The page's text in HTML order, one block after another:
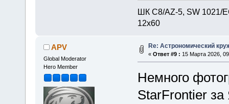
ШК С8/AZ-5, SW 1021/
12х60
APV
Global Moderator
Hero Member
Re: Астрономический
« Ответ #9 : 15 Марта 2026,
Немного
StarFrontier